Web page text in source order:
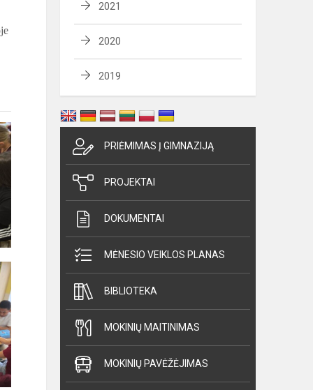
2021
2020
2019
PRIĖMIMAS Į GIMNAZIJĄ
PROJEKTAI
DOKUMENTAI
MĖNESIO VEIKLOS PLANAS
BIBLIOTEKA
MOKINIŲ MAITINIMAS
MOKINIŲ PAVĖŽĖJIMAS